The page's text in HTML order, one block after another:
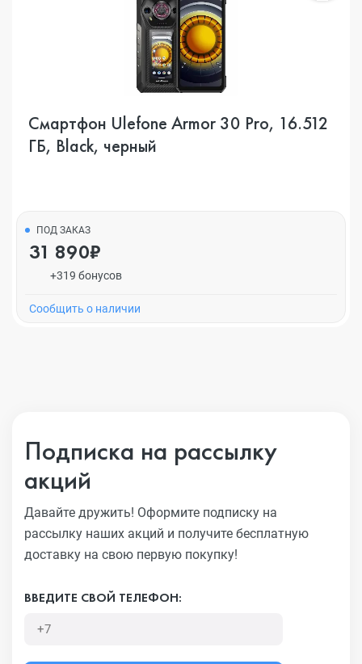
Смартфон Ulefone Armor 30 Pro, 16.512
ГБ, Black, черный
ПОД ЗАКАЗ
31 890₽
+319 бонусов
Cообщить о наличии
Подписка на рассылку
акций
Давайте дружить! Оформите подписку на
рассылку наших акций и получите бесплатную
доставку на свою первую покупку!
ВВЕДИТЕ СВОЙ ТЕЛЕФОН: